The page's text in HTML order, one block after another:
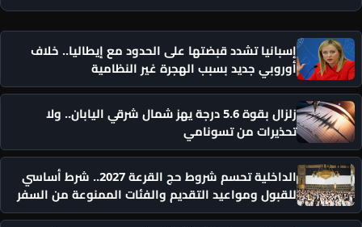
إسبانيا تشدد قبضتها على الحدود مع إيطاليا.. خلاف
أوروبي جديد بسبب الهجرة غير النظامية
زلزال بقوة 5.6 درجة يهز شمال شرقي اليابان.. ولا
تحذيرات من تسونامي
الداخلية تحسم شروط حج القرعة 2027.. شرط أساسي
للقبول ومواعيد التقديم والفئات الممنوعة من السفر